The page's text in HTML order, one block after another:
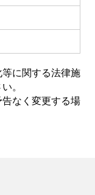
に関する法律施
。
なく変更する場